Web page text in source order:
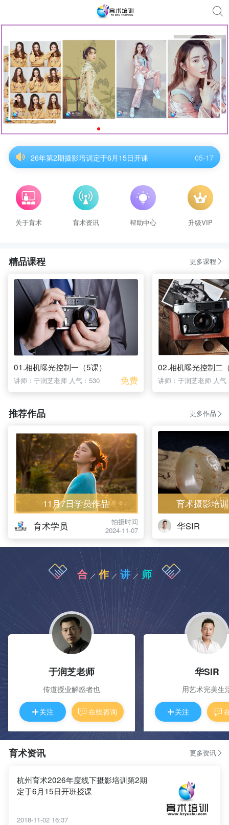
26年第2期摄影培训定于6月15日开课
26年第2期摄影培训定于6月15日开课
05-17
26年第2期摄影培训定于6月15日开课
05-17
26年第2期摄影培训定于6月15日开课
05-17
关于育术 育术资讯 帮助中心 升级VIP
精品课程 更多课程
01.相机曝光控制一（5课）
讲师：于润芝老师 人气：530 免费
02.相机曝光控制二
讲师：于润芝老师 人气
推荐作品 更多作品
11月7日学员作品
育术学员
拍摄时间
2024-11-07
育术摄影培
华SIR
合 ／ 作 ／ 讲 ／ 师
于润芝老师
传道授业解惑者也
关注 在线咨询
华SIR
用艺术完美生
关注
育术资讯 更多资讯
杭州育术2026年度线下摄影培训第2期
定于6月15日开班授课
2018-11-02 16:37